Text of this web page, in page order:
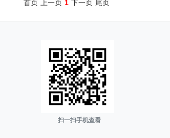
首页 上一页 1 下一页 尾页
扫一扫手机查看